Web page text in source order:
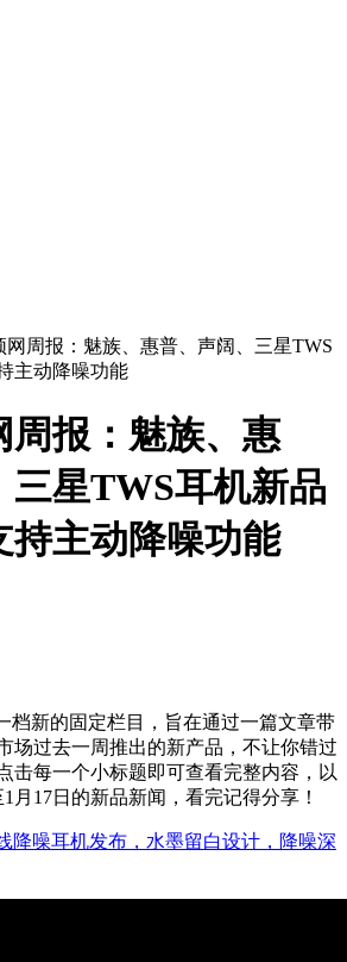
网周报：魅族、惠普、声阔、三星TWS
主动降噪功能
周报：魅族、惠
三星TWS耳机新品
持主动降噪功能
档新的固定栏目，旨在通过一篇文章带
场过去一周推出的新产品，不让你错过
击每一个小标题即可查看完整内容，以
月17日的新品新闻，看完记得分享！
降噪耳机发布，水墨留白设计，降噪深